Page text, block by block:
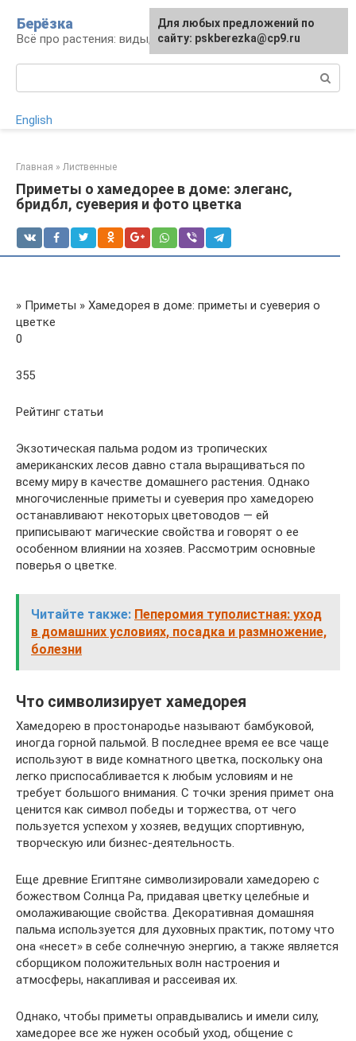
контенту
Берёзка
Всё про растения: виды, выращивание, уход
English
Главная » Лиственные
Приметы о хамедорее в доме: элеганс,
бридбл, суеверия и фото цветка
» Приметы » Хамедорея в доме: приметы и суеверия о
цветке
0
355
Рейтинг статьи
Экзотическая пальма родом из тропических
американских лесов давно стала выращиваться по
всему миру в качестве домашнего растения. Однако
многочисленные приметы и суеверия про хамедорею
останавливают некоторых цветоводов — ей
приписывают магические свойства и говорят о ее
особенном влиянии на хозяев. Рассмотрим основные
поверья о цветке.
Читайте также: Пеперомия туполистная: уход
в домашних условиях, посадка и размножение,
болезни
Что символизирует хамедорея
Хамедорею в простонародье называют бамбуковой,
иногда горной пальмой. В последнее время ее все чаще
используют в виде комнатного цветка, поскольку она
легко приспосабливается к любым условиям и не
требует большого внимания. С точки зрения примет она
ценится как символ победы и торжества, от чего
пользуется успехом у хозяев, ведущих спортивную,
творческую или бизнес-деятельность.
Еще древние Египтяне символизировали хамедорею с
божеством Солнца Ра, придавая цветку целебные и
омолаживающие свойства. Декоративная домашняя
пальма используется для духовных практик, потому что
она «несет» в себе солнечную энергию, а также является
сборщиком положительных волн настроения и
атмосферы, накапливая и рассеивая их.
Однако, чтобы приметы оправдывались и имели силу,
хамедорее все же нужен особый уход, общение с
Для любых предложений по
сайту: pskberezka@cp9.ru